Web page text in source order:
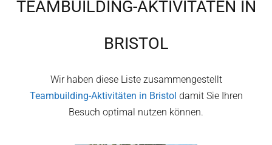
TEAMBUILDING-AKTIVITÄTEN IN
BRISTOL
Wir haben diese Liste zusammengestellt
Teambuilding-Aktivitäten in Bristol damit Sie Ihren
Besuch optimal nutzen können.